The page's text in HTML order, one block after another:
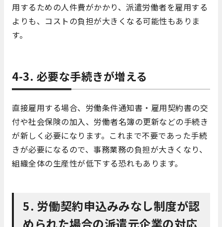
用するための人件費がかかり、派遣労働者を雇用する
よりも、コストの負担が大きくなる可能性もありま
す。
4-3. 必要な手続きが増える
直接雇用する場合、労働条件通知書・雇用契約書の交
付や社会保険の加入、労働者名簿の更新などの手続き
が新しく必要になります。これまで不要であった手続
きが必要になるので、事務業務の負担が大きくなり、
組織全体の生産性が低下する恐れもあります。
5. 労働契約申込みみなし制度が認